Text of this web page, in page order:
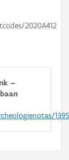
2020A412
–